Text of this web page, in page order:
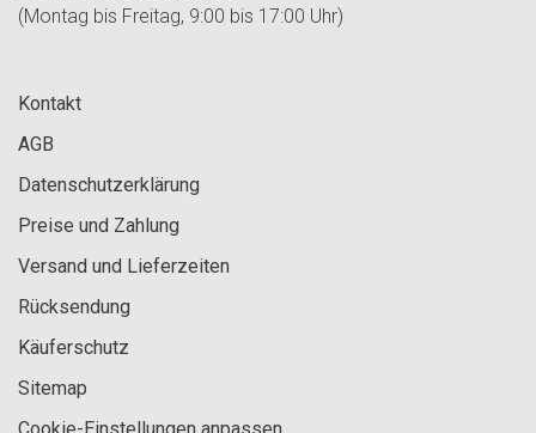
(Montag bis Freitag, 9:00 bis 17:00 Uhr)
Kontakt
AGB
Datenschutzerklärung
Preise und Zahlung
Versand und Lieferzeiten
Rücksendung
Käuferschutz
Sitemap